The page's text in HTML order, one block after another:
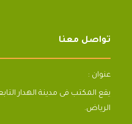
تواصل معنا
عنوان :
يقع المكتب فى مدينة الهدار
الرياض.